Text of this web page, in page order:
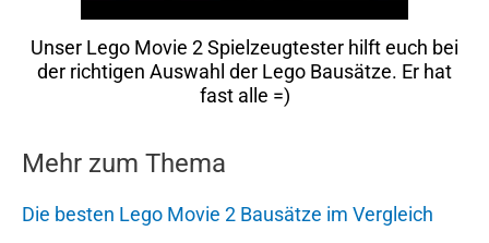
Unser Lego Movie 2 Spielzeugtester hilft euch bei
der richtigen Auswahl der Lego Bausätze. Er hat
fast alle =)
Mehr zum Thema
Die besten Lego Movie 2 Bausätze im Vergleich